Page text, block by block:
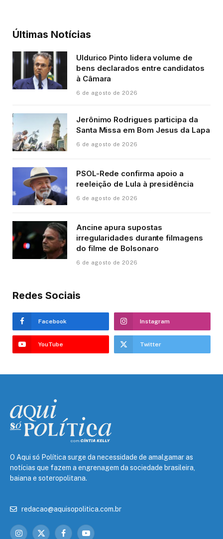
Últimas Notícias
Uldurico Pinto lidera volume de
bens declarados entre candidatos
à Câmara
6 de agosto de 2026
Jerônimo Rodrigues participa da
Santa Missa em Bom Jesus da Lapa
6 de agosto de 2026
PSOL-Rede confirma apoio a
reeleição de Lula à presidência
6 de agosto de 2026
Ancine apura supostas
irregularidades durante filmagens
do filme de Bolsonaro
6 de agosto de 2026
Redes Sociais
Facebook Instagram
YouTube Twitter
O Aqui só Política surge da necessidade de amalgamar as
notícias que fazem a engrenagem da sociedade brasileira,
baiana e soteropolitana.
redacao@aquisopolitica.com.br
Instagram
X FacebookYouTube